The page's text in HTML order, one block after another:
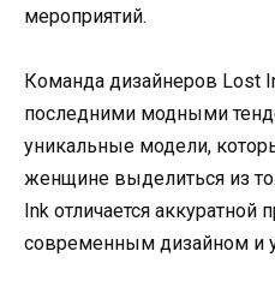
мероприятий.
Команда дизайнеров Lost
последними модными
уникальные модели,
женщине выделиться из
Ink отличается аккуратной
современным дизайном и